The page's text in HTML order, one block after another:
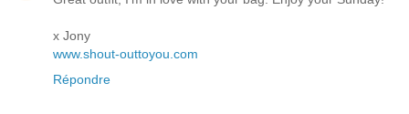
x Jony
www.shout-outtoyou.com
Répondre